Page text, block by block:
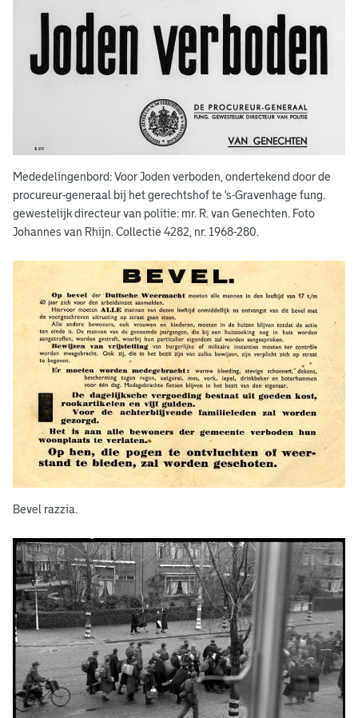
b
e
i
d
Mededelingenbord: Voor Joden verboden, ondertekend door de
procureur-generaal bij het gerechtshof te 's-Gravenhage fung.
gewestelijk directeur van politie: mr. R. van Genechten. Foto
Johannes van Rhijn. Collectie 4282, nr. 1968-280.
Bevel razzia.